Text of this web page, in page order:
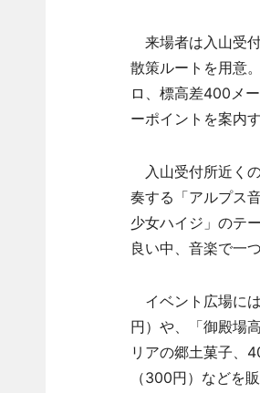
来場者は入山受
散策ルートを用意
ロ、標高差400メ
ーポイントを案内
入山受付所近く
奏する「アルプス
少女ハイジ」のテ
良い中、音楽で一
イベント広場に
円）や、「御殿場
リアの郷土菓子、
（300円）などを